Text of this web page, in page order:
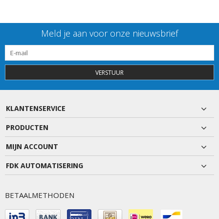
Meld je aan voor onze nieuwsbrief
VERSTUUR
KLANTENSERVICE
PRODUCTEN
MIJN ACCOUNT
FDK AUTOMATISERING
BETAALMETHODEN